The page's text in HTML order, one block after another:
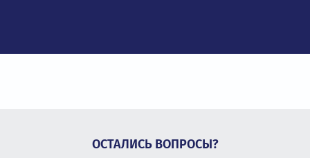
ОСТАЛИСЬ ВОПРОСЫ?